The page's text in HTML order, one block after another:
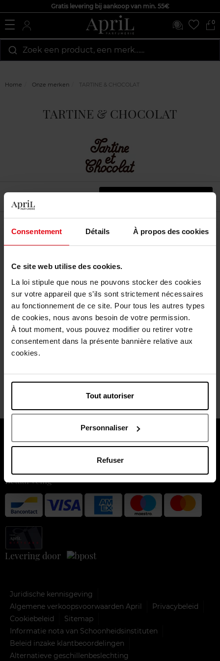
Consentement Détails À propos des cookies
Ce site web utilise des cookies.
La loi stipule que nous ne pouvons stocker des cookies
sur votre appareil que s’ils sont strictement nécessaires
au fonctionnement de ce site. Pour tous les autres types
de cookies, nous avons besoin de votre permission.
À tout moment, vous pouvez modifier ou retirer votre
consentement dans la présente bannière relative aux
cookies.
Tout autoriser
Personnaliser
Refuser
Gratis levering bij aankoop van min. 55€
0
Zoek een product, een merk…...
Home Onze merken TARTINE & CHOCOLAT
TARTINE & CHOCOLAT
TARTINE & CHOCOLAT
PTISENBON
€ 45,90 Bestel nu!
Over ons
Betaal veilig
Levering door
Juridische kennisgeving
Algemene verkoopsvoorwaarden April
Privacybeleid
Cookiebeleid
Sitemap
Informatie nota van Schoonheidsinstituten
Beleid inzake klantbeoordelingen
Alternatieve geschillenbeslechting